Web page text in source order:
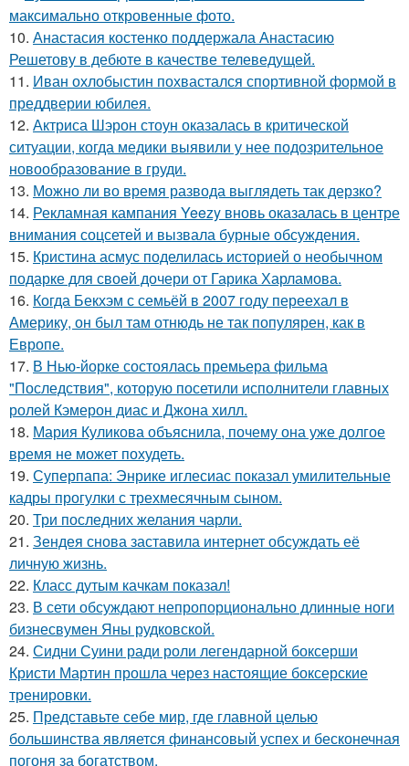
максимально откровенные фото.
10. Анастасия костенко поддержала Анастасию
Решетову в дебюте в качестве телеведущей.
11. Иван охлобыстин похвастался спортивной формой в
преддверии юбилея.
12. Актриса Шэрон стоун оказалась в критической
ситуации, когда медики выявили у нее подозрительное
новообразование в груди.
13. Можно ли во время развода выглядеть так дерзко?
14. Рекламная кампания Yeezy вновь оказалась в центре
внимания соцсетей и вызвала бурные обсуждения.
15. Кристина асмус поделилась историей о необычном
подарке для своей дочери от Гарика Харламова.
16. Когда Бекхэм с семьёй в 2007 году переехал в
Америку, он был там отнюдь не так популярен, как в
Европе.
17. В Нью-йорке состоялась премьера фильма
"Последствия", которую посетили исполнители главных
ролей Кэмерон диас и Джона хилл.
18. Мария Куликова объяснила, почему она уже долгое
время не может похудеть.
19. Суперпапа: Энрике иглесиас показал умилительные
кадры прогулки с трехмесячным сыном.
20. Три последних желания чарли.
21. Зендея снова заставила интернет обсуждать её
личную жизнь.
22. Класс дутым качкам показал!
23. В сети обсуждают непропорционально длинные ноги
бизнесвумен Яны рудковской.
24. Сидни Суини ради роли легендарной боксерши
Кристи Мартин прошла через настоящие боксерские
тренировки.
25. Представьте себе мир, где главной целью
большинства является финансовый успех и бесконечная
погоня за богатством.